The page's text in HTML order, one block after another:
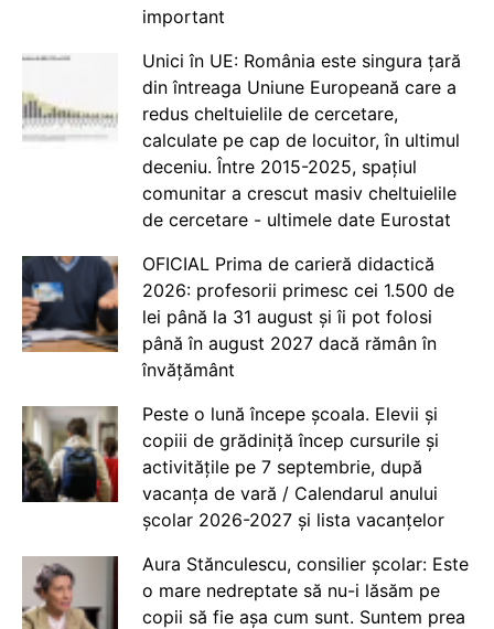
important
Unici în UE: România este singura țară
din întreaga Uniune Europeană care a
redus cheltuielile de cercetare,
calculate pe cap de locuitor, în ultimul
deceniu. Între 2015-2025, spațiul
comunitar a crescut masiv cheltuielile
de cercetare - ultimele date Eurostat
OFICIAL Prima de carieră didactică
2026: profesorii primesc cei 1.500 de
lei până la 31 august și îi pot folosi
până în august 2027 dacă rămân în
învățământ
Peste o lună începe școala. Elevii și
copiii de grădiniță încep cursurile și
activitățile pe 7 septembrie, după
vacanța de vară / Calendarul anului
școlar 2026-2027 și lista vacanțelor
Aura Stănculescu, consilier școlar: Este
o mare nedreptate să nu-i lăsăm pe
copii să fie așa cum sunt. Suntem prea